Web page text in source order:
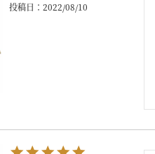
投稿日 2022/08/10